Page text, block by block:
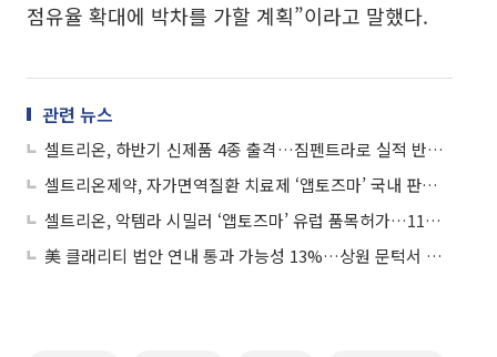
점유율 확대에 박차를 가할 계획”이라고 말했다.
관련 뉴스
셀트리온, 하반기 신제품 4종 출격…짐펜트라로 실적 반등 노린다
셀트리온제약, 자가면역질환 치료제 ‘앱토즈마’ 국내 판매 개시
셀트리온, 악템라 시밀러 ‘앱토즈마’ 유럽 품목허가…11종 제품 구축
美 클래리티 법안 연내 통과 가능성 13%…상원 문턱서 제동